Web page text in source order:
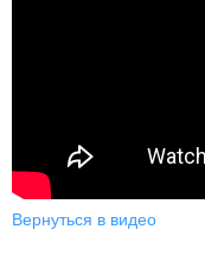
Вернуться в видео